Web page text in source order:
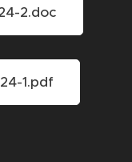
2.doc
1.pdf